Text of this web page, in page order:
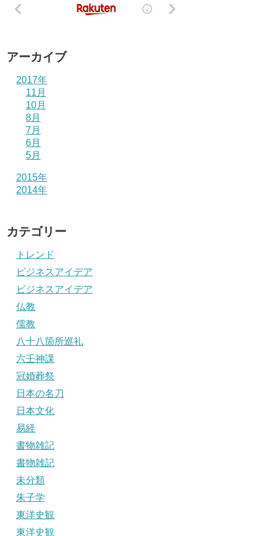
アーカイブ
2017年
11月
10月
8月
7月
6月
5月
2015年
2014年
カテゴリー
トレンド
ビジネスアイデア
ビジネスアイデア
仏教
儒教
八十八箇所巡礼
六壬神課
冠婚葬祭
日本の名刀
日本文化
易経
書物雑記
書物雑記
未分類
朱子学
東洋史観
東洋史観